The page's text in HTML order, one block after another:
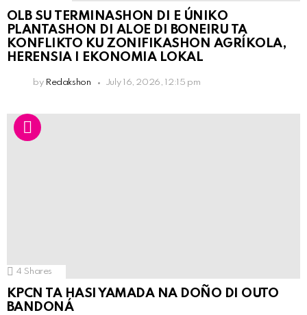
OLB SU TERMINASHON DI E ÚNIKO
PLANTASHON DI ALOE DI BONEIRU TA
KONFLIKTO KU ZONIFIKASHON AGRÍKOLA,
HERENSIA I EKONOMIA LOKAL
by Redakshon July 16, 2026, 12:15 pm
4 Shares
KPCN TA HASI YAMADA NA DOÑO DI OUTO
BANDONÁ